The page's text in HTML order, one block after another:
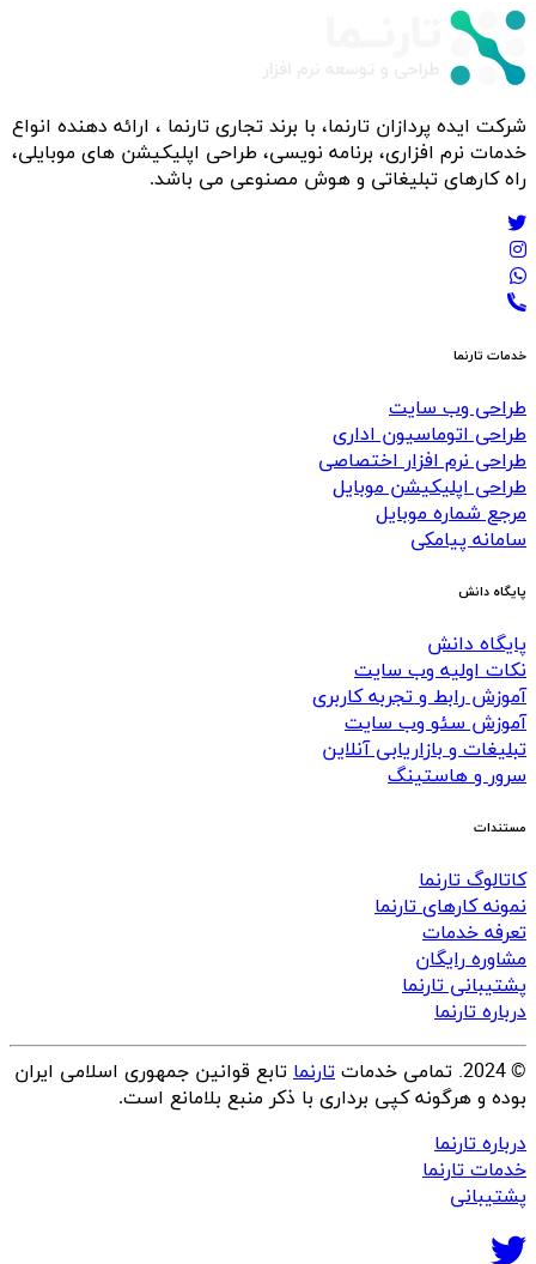
شرکت ایده پردازان تارنما، با برند تجاری تارنما ، ارائه دهنده انواع
خدمات نرم افزاری، برنامه نویسی، طراحی اپلیکیشن های موبایلی،
راه کارهای تبلیغاتی و هوش مصنوعی می باشد.
خدمات تارنما
طراحی وب سایت
طراحی اتوماسیون اداری
طراحی نرم افزار اختصاصی
طراحی اپلیکیشن موبایل
مرجع شماره موبایل
سامانه پیامکی
پایگاه دانش
پایگاه دانش
نکات اولیه وب سایت
آموزش رابط و تجربه کاربری
آموزش سئو وب سایت
تبلیغات و بازاریابی آنلاین
سرور و هاستینگ
مستندات
کاتالوگ تارنما
نمونه کارهای تارنما
تعرفه خدمات
مشاوره رایگان
پشتیبانی تارنما
درباره تارنما
© 2024. تمامی خدمات تارنما تابع قوانین جمهوری اسلامی ایران
بوده و هرگونه کپی برداری با ذکر منبع بلامانع است.
درباره تارنما
خدمات تارنما
پشتیبانی